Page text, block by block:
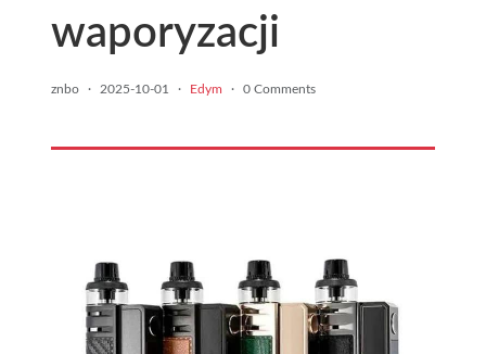
waporyzacji
znbo · 2025-10-01 · Edym · 0 Comments